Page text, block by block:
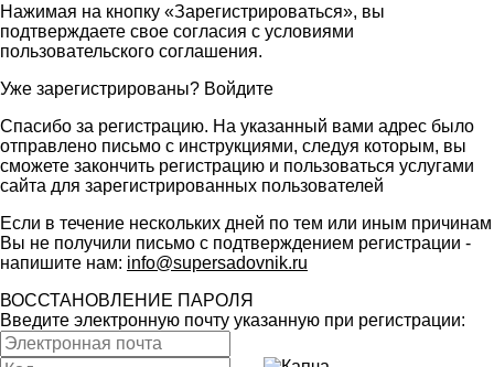
Нажимая на кнопку «Зарегистрироваться», вы
подтверждаете свое согласия с условиями
пользовательского соглашения.
Уже зарегистрированы? Войдите
Спасибо за регистрацию. На указанный вами адрес было
отправлено письмо с инструкциями, следуя которым, вы
сможете закончить регистрацию и пользоваться услугами
сайта для зарегистрированных пользователей
Если в течение нескольких дней по тем или иным причинам
Вы не получили письмо с подтверждением регистрации -
напишите нам: info@supersadovnik.ru
ВОССТАНОВЛЕНИЕ ПАРОЛЯ
Введите электронную почту указанную при регистрации: